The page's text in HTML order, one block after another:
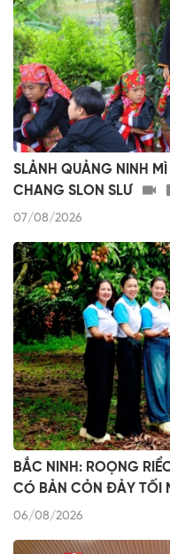
SLẢNH QUẢNG NINH
CHANG SLON SLƯ
07/08/2026
BẮC NINH: ROỌNG
CÓ BẢN CỎN ĐẢY TỐI
06/08/2026